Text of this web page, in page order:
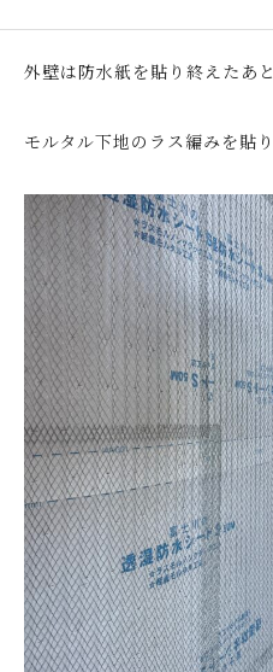
外壁は防水紙を貼り終えたあと
モルタル下地のラス編みを貼り